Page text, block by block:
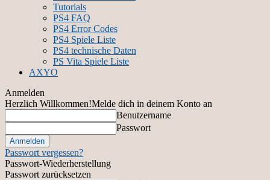
Tutorials
PS4 FAQ
PS4 Error Codes
PS4 Spiele Liste
PS4 technische Daten
PS Vita Spiele Liste
AXYO
Anmelden
Herzlich Willkommen!Melde dich in deinem Konto an
Benutzername
Passwort
Passwort vergessen?
Passwort-Wiederherstellung
Passwort zurücksetzen